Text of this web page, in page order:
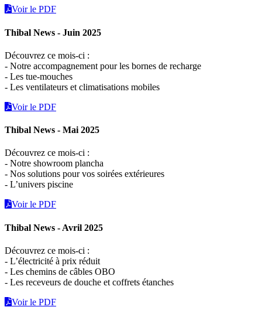
Voir le PDF
Thibal News - Juin 2025
Découvrez ce mois-ci :
- Notre accompagnement pour les bornes de recharge
- Les tue-mouches
- Les ventilateurs et climatisations mobiles
Voir le PDF
Thibal News - Mai 2025
Découvrez ce mois-ci :
- Notre showroom plancha
- Nos solutions pour vos soirées extérieures
- L’univers piscine
Voir le PDF
Thibal News - Avril 2025
Découvrez ce mois-ci :
- L’électricité à prix réduit
- Les chemins de câbles OBO
- Les receveurs de douche et coffrets étanches
Voir le PDF